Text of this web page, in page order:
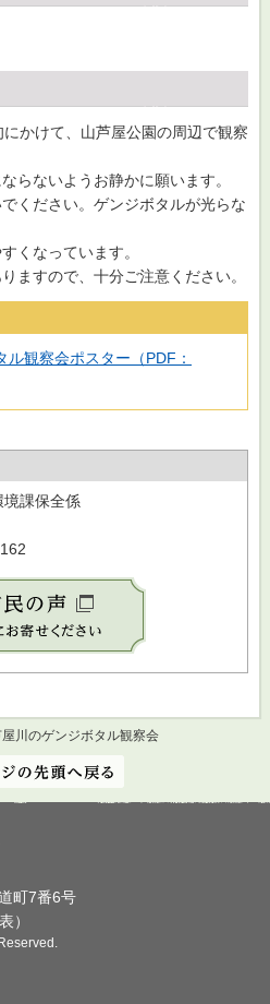
かけて、山芦屋公園の周辺で観察
らないようお静かに願います。
ください。ゲンジボタルが光らな
くなっています。
ますので、十分ご注意ください。
ル観察会ポスター（PDF：
境課保全係
川のゲンジボタル観察会
町7番6号
）